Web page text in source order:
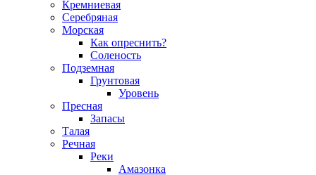
Кремниевая
Серебряная
Морская
Как опреснить?
Соленость
Подземная
Грунтовая
Уровень
Пресная
Запасы
Талая
Речная
Реки
Амазонка